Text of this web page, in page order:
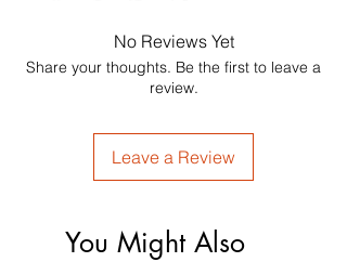
No Reviews Yet
Share your thoughts. Be the first to leave a
review.
Leave a Review
You Might Also